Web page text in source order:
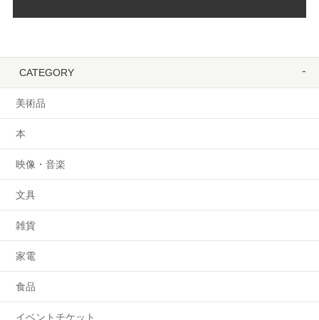
CATEGORY
美術品
本
映像・音楽
文具
雑貨
家電
食品
イベントチケット